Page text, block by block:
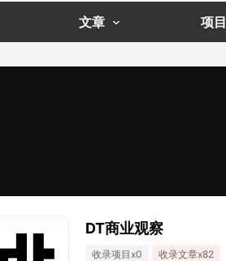
文章 项目
DT商业观察
收录项目x0 收录文章x82